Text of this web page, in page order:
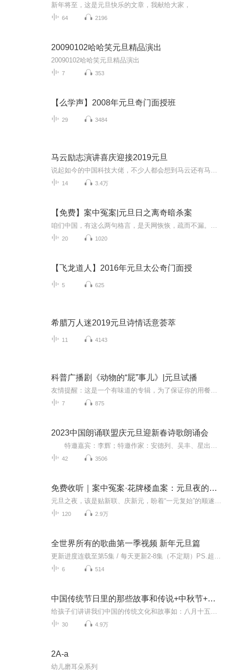
新年将至，这是元旦快乐的文章，我献给大家，
64 2196
20090102哈哈笑元旦精品演出
20090102哈哈笑元旦精品演出
7 353
【么学声】2008年元旦奇门面授班
29 3484
马云励志演讲喜庆迎接2019元旦
14 3.4万
【免费】案中冤案|元旦日之离奇暗杀案
20 1020
【飞龙道人】2016年元旦太公奇门面授
5 625
希腊万人迷2019元旦诗情话意荟萃
11 4143
科普广播剧《动物的“屁”事儿》|元旦试播
7 875
2023中国朗诵联盟庆元旦迎新春诗歌朗诵会
42 3506
免费收听｜案中冤案·花牌楼血案：元旦夜的沉冤与昭雪
120 2.9万
全世界所有的歌曲第一季视频 新年元旦篇
6 514
中国传统节日里的那些故事和传说+中秋节+元旦春节等
30 4.9万
2A-a
幼儿磨耳朵系列